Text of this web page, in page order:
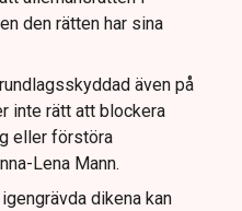
den rätten har sina
även på
inte rätt att blockera
eller förstöra
Lena Mann.
dikena kan